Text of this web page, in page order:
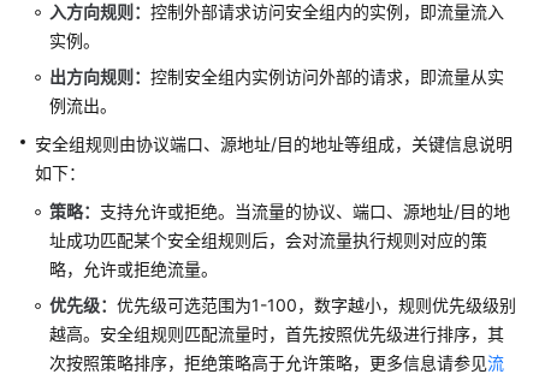
控
概
述
安
组
安
组
和
安
入方向规则： 控制外部请求访问安全组内的实例，即流量流入
实例。
出方向规则： 控制安全组内实例访问外部的请求，即流量从实
例流出。
安全组规则由协议端口、源地址/目的地址等组成，关键信息说明
如下：
策略： 支持允许或拒绝。当流量的协议、端口、源地址/目的地
址成功匹配某个安全组规则后，会对流量执行规则对应的策
略，允许或拒绝流量。
优先级： 优先级可选范围为1-100，数字越小，规则优先级级别
越高。安全组规则匹配流量时，首先按照优先级进行排序，其
次按照策略排序，拒绝策略高于允许策略，更多信息请参见流